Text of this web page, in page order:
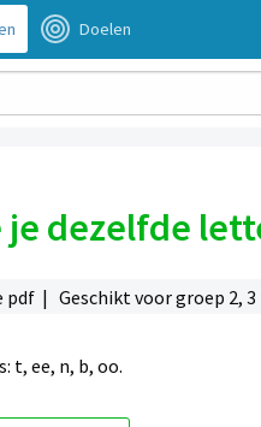
Doelen
je dezelfde
pdf | Geschikt voor groep 2, 3
t, ee, n, b, oo.